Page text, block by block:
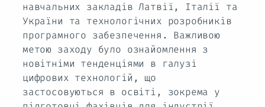
навчальних закладів Латвії, Італії та
України та технологічних розробників
програмного забезпечення. Важливою
метою заходу було ознайомлення з
новітніми тенденціями в галузі
цифрових технологій, що
застосовуються в освіті, зокрема у